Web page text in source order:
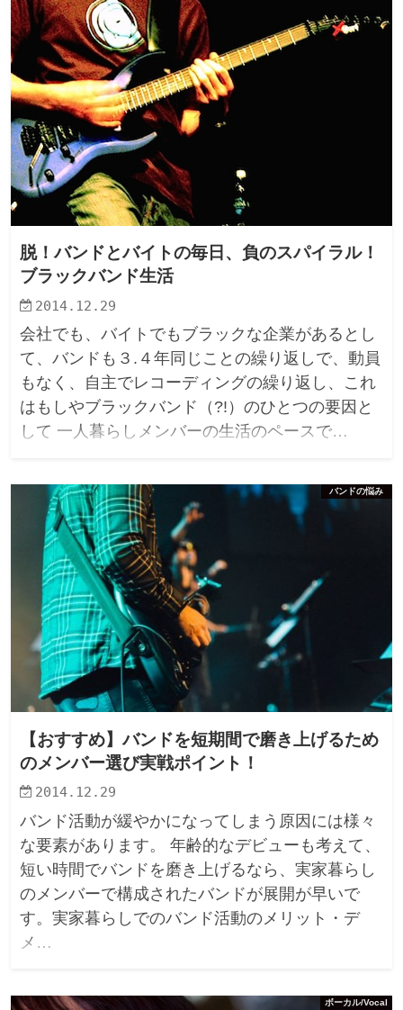
脱！バンドとバイトの毎日、負のスパイラル！
ブラックバンド生活
2014.12.29
会社でも、バイトでもブラックな企業があるとし
て、バンドも３.４年同じことの繰り返しで、動員
もなく、自主でレコーディングの繰り返し、これ
はもしやブラックバンド（?!）のひとつの要因と
して 一人暮らしメンバーの生活のペースで…
バンドの悩み
【おすすめ】バンドを短期間で磨き上げるため
のメンバー選び実戦ポイント！
2014.12.29
バンド活動が緩やかになってしまう原因には様々
な要素があります。 年齢的なデビューも考えて、
短い時間でバンドを磨き上げるなら、実家暮らし
のメンバーで構成されたバンドが展開が早いで
す。実家暮らしでのバンド活動のメリット・デ
メ…
ボーカル/Vocal